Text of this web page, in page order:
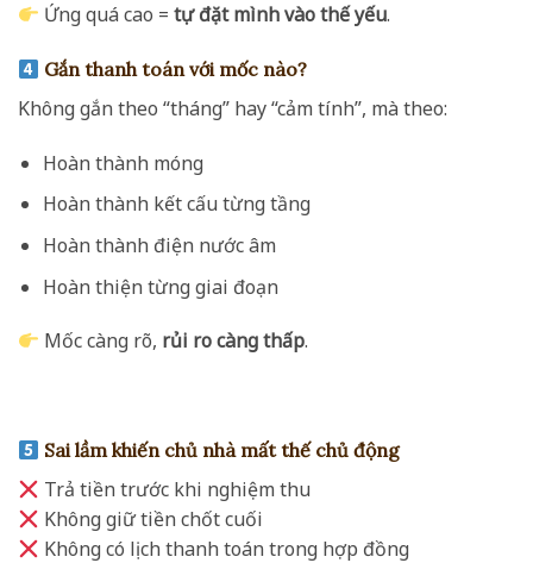
Ứng quá cao =tự đặt mình vào thế yếu.
Gắn thanh toán với mốc nào?
Không gắn theo “tháng” hay “cảm tính”, mà theo:
Hoàn thành móng
Hoàn thành kết cấu từng tầng
Hoàn thành điện nước âm
Hoàn thiện từng giai đoạn
Mốc càng rõ, rủi ro càng thấp.
Sai lầm khiến chủ nhà mất thế chủ động
Trả tiền trước khi nghiệm thu
Không giữ tiền chốt cuối
Không có lịch thanh toán trong hợp đồng